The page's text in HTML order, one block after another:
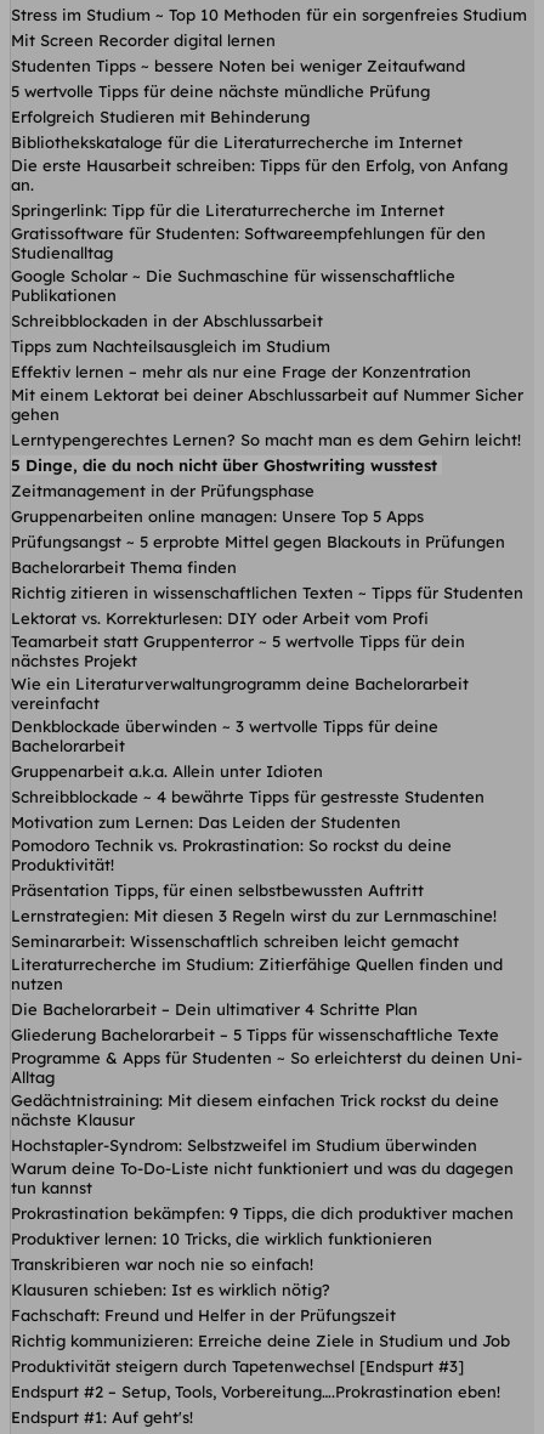
Stress im Studium ~ Top 10 Methoden für ein sorgenfreies Studium
Mit Screen Recorder digital lernen
Studenten Tipps ~ bessere Noten bei weniger Zeitaufwand
5 wertvolle Tipps für deine nächste mündliche Prüfung
Erfolgreich Studieren mit Behinderung
Bibliothekskataloge für die Literaturrecherche im Internet
Die erste Hausarbeit schreiben: Tipps für den Erfolg, von Anfang
an.
Springerlink: Tipp für die Literaturrecherche im Internet
Gratissoftware für Studenten: Softwareempfehlungen für den
Studienalltag
Google Scholar ~ Die Suchmaschine für wissenschaftliche
Publikationen
Schreibblockaden in der Abschlussarbeit
Tipps zum Nachteilsausgleich im Studium
Effektiv lernen – mehr als nur eine Frage der Konzentration
Mit einem Lektorat bei deiner Abschlussarbeit auf Nummer Sicher
gehen
Lerntypengerechtes Lernen? So macht man es dem Gehirn leicht!
5 Dinge, die du noch nicht über Ghostwriting wusstest
Zeitmanagement in der Prüfungsphase
Gruppenarbeiten online managen: Unsere Top 5 Apps
Prüfungsangst ~ 5 erprobte Mittel gegen Blackouts in Prüfungen
Bachelorarbeit Thema finden
Richtig zitieren in wissenschaftlichen Texten ~ Tipps für Studenten
Lektorat vs. Korrekturlesen: DIY oder Arbeit vom Profi
Teamarbeit statt Gruppenterror ~ 5 wertvolle Tipps für dein
nächstes Projekt
Wie ein Literaturverwaltungrogramm deine Bachelorarbeit
vereinfacht
Denkblockade überwinden ~ 3 wertvolle Tipps für deine
Bachelorarbeit
Gruppenarbeit a.k.a. Allein unter Idioten
Schreibblockade ~ 4 bewährte Tipps für gestresste Studenten
Motivation zum Lernen: Das Leiden der Studenten
Pomodoro Technik vs. Prokrastination: So rockst du deine
Produktivität!
Präsentation Tipps, für einen selbstbewussten Auftritt
Lernstrategien: Mit diesen 3 Regeln wirst du zur Lernmaschine!
Seminararbeit: Wissenschaftlich schreiben leicht gemacht
Literaturrecherche im Studium: Zitierfähige Quellen finden und
nutzen
Die Bachelorarbeit – Dein ultimativer 4 Schritte Plan
Gliederung Bachelorarbeit – 5 Tipps für wissenschaftliche Texte
Programme & Apps für Studenten ~ So erleichterst du deinen Uni-
Alltag
Gedächtnistraining: Mit diesem einfachen Trick rockst du deine
nächste Klausur
Hochstapler-Syndrom: Selbstzweifel im Studium überwinden
Warum deine To-Do-Liste nicht funktioniert und was du dagegen
tun kannst
Prokrastination bekämpfen: 9 Tipps, die dich produktiver machen
Produktiver lernen: 10 Tricks, die wirklich funktionieren
Transkribieren war noch nie so einfach!
Klausuren schieben: Ist es wirklich nötig?
Fachschaft: Freund und Helfer in der Prüfungszeit
Richtig kommunizieren: Erreiche deine Ziele in Studium und Job
Produktivität steigern durch Tapetenwechsel [Endspurt #3]
Endspurt #2 – Setup, Tools, Vorbereitung….Prokrastination eben!
Endspurt #1: Auf geht's!